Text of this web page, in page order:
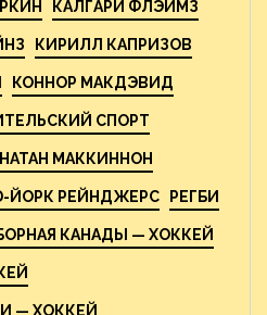
КАЛГАРИ ФЛЭЙМЗ
КИРИЛЛ КАПРИЗОВ
КОННОР МАКДЭВИД
СПОРТ
НАТАН МАККИННОН
ЙОРК РЕЙНДЖЕРС РЕГБИ
КАНАДЫ — ХОККЕЙ
— ХОККЕЙ